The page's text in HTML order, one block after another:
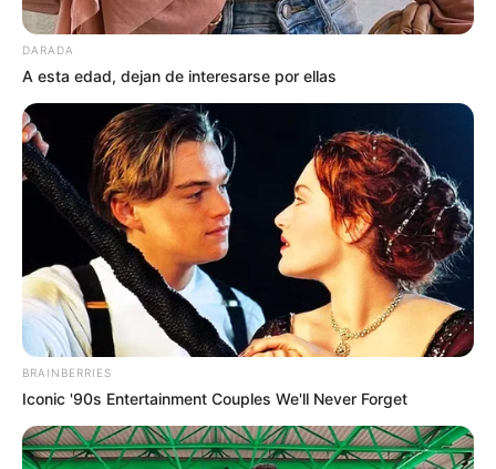
DARADA
A esta edad, dejan de interesarse por ellas
BRAINBERRIES
Iconic '90s Entertainment Couples We'll Never Forget